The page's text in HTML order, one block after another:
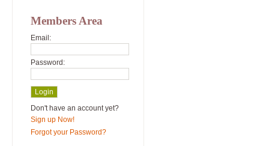
Members Area
Email:
Password:
Don't have an account yet?
Sign up Now!
Forgot your Password?